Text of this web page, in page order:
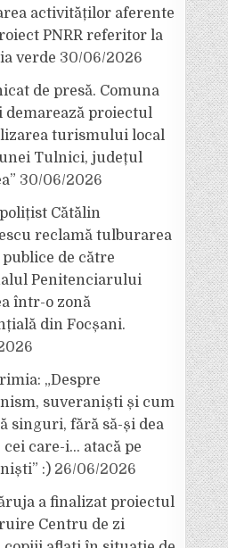
activităților aferente
PNRR referitor la
verde 30/06/2026
de presă. Comuna
demarează proiectul
turismului local
Tulnici, județul
30/06/2026
Cătălin
reclamă tulburarea
de către
Penitenciarului
într-o zonă
din Focșani.
„Despre
suveraniști și cum
singuri, fără să-și dea
cei care-i… atacă pe
:) 26/06/2026
a finalizat proiectul
Centru de zi